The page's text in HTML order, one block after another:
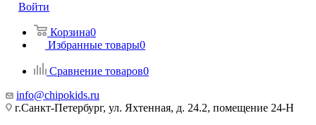
Войти
Корзина0
Избранные товары0
Сравнение товаров0
info@chipokids.ru
г.Санкт-Петербург, ул. Яхтенная, д. 24.2, помещение 24-Н